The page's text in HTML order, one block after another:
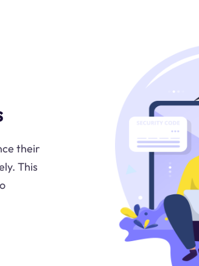
their
This